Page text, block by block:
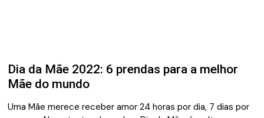
Dia da Mãe 2022: 6 prendas para a melhor
Mãe do mundo
Uma Mãe merece receber amor 24 horas por dia, 7 dias por